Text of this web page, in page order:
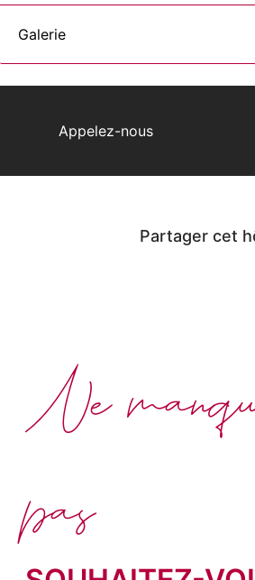
Galerie
Appelez-nous
Partager cet
Ne
pas